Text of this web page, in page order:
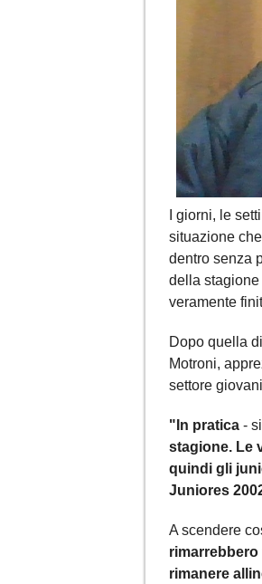
I giorni, le
situazione
dentro senza
della stagione
veramente
Dopo quella
Motroni,
settore
"In pratica -
stagione. Le
quindi gli
Juniores
A scendere
rimanere